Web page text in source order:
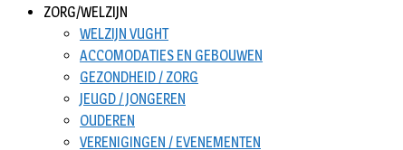
ZORG/WELZIJN
WELZIJN VUGHT
ACCOMODATIES EN GEBOUWEN
GEZONDHEID / ZORG
JEUGD / JONGEREN
OUDEREN
VERENIGINGEN / EVENEMENTEN